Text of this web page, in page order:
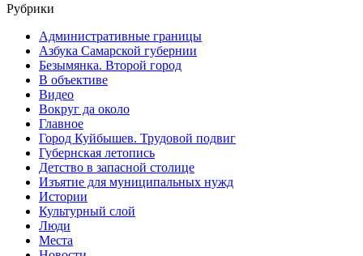
Рубрики
Административные границы
Азбука Самарской губернии
Безымянка. Второй город
В объективе
Видео
Вокруг да около
Главное
Город Куйбышев. Трудовой подвиг
Губернская летопись
Детство в запасной столице
Изъятие для муниципальных нужд
Истории
Культурный слой
Люди
Места